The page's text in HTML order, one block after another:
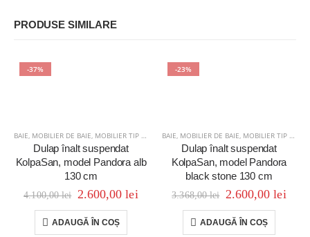
PRODUSE SIMILARE
-37%
BAIE, MOBILIER DE BAIE, MOBILIER TIP COLOANĂ
Dulap înalt suspendat
KolpaSan, model Pandora alb
130 cm
4.100,00lei 2.600,00lei
ADAUGĂ ÎN COȘ
-23%
BAIE, MOBILIER DE BAIE, MOBILIER TIP COLOANĂ
Dulap înalt suspendat
KolpaSan, model Pandora
black stone 130 cm
3.368,00lei 2.600,00lei
ADAUGĂ ÎN COȘ